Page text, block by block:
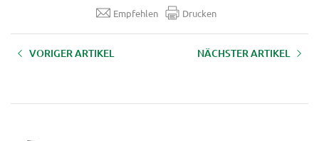
Empfehlen Drucken
VORIGER ARTIKEL NÄCHSTER ARTIKEL